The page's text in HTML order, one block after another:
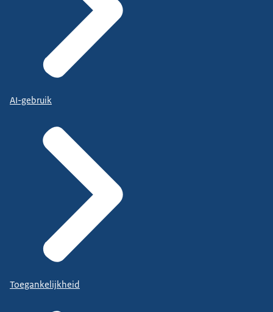
AI-gebruik
Toegankelijkheid